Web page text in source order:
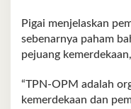
Pigai menjelaskan
sebenarnya paham
pejuang
“TPN-OPM adalah
kemerdekaan dan